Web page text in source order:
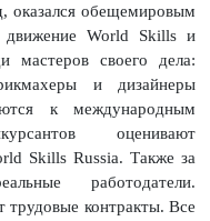
оказался обещемировым
движение World Skills и
мастеров своего дела:
и дизайнеры
к международным
оценивают
Skills Russia. Также за
работодатели.
трудовые контракты. Все